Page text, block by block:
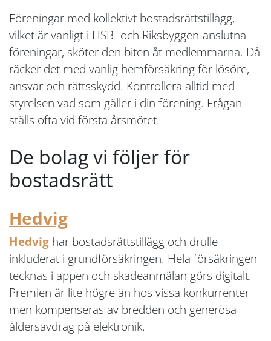
Föreningar med kollektivt bostadsrättstillägg,
vilket är vanligt i HSB- och Riksbyggen-anslutna
föreningar, sköter den biten åt medlemmarna. Då
räcker det med vanlig hemförsäkring för lösöre,
ansvar och rättsskydd. Kontrollera alltid med
styrelsen vad som gäller i din förening. Frågan
ställs ofta vid första årsmötet.
De bolag vi följer för
bostadsrätt
Hedvig
Hedvig har bostadsrättstillägg och drulle
inkluderat i grundförsäkringen. Hela försäkringen
tecknas i appen och skadeanmälan görs digitalt.
Premien är lite högre än hos vissa konkurrenter
men kompenseras av bredden och generösa
åldersavdrag på elektronik.